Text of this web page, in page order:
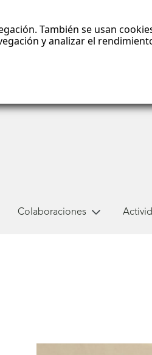
También se usan
y analizar el
Colaboraciones